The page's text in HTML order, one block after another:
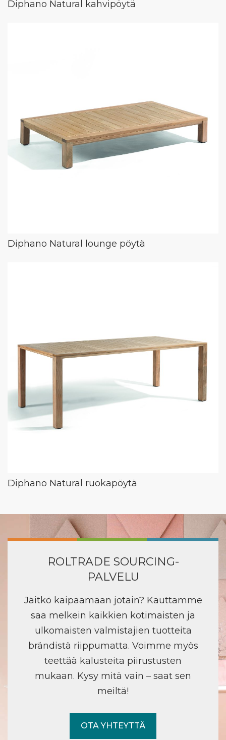
Diphano Natural kahvipöytä
Diphano Natural lounge pöytä
Diphano Natural ruokapöytä
ROLTRADE SOURCING-
PALVELU
Jäitkö kaipaamaan jotain? Kauttamme
saa melkein kaikkien kotimaisten ja
ulkomaisten valmistajien tuotteita
brändistä riippumatta. Voimme myös
teettää kalusteita piirustusten
mukaan. Kysy mitä vain – saat sen
meiltä!
OTA YHTEYTTÄ